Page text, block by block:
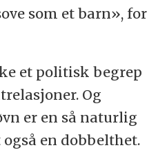
som et barn», for
et politisk begrep
Og
er en så naturlig
en dobbelthet.